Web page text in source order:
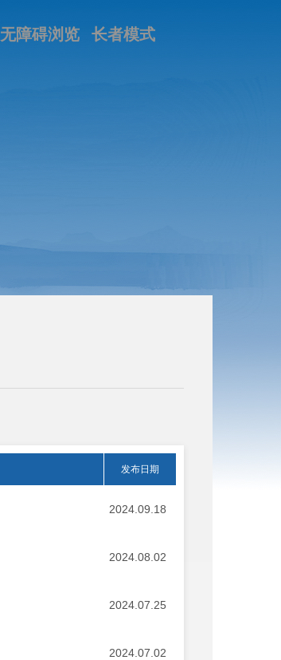
长者模式
无障碍浏览
发布日期
2024.09.18
2024.08.02
2024.07.25
2024.07.02